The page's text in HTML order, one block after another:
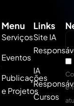
Menu
Serviços
Eventos
Publicações
e Projetos
Links
Site IA
IA
Cursos
e-